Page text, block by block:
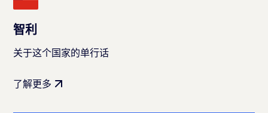
智利
关于这个国家的单行话
了解更多